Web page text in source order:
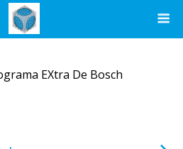
EXtra De Bosch